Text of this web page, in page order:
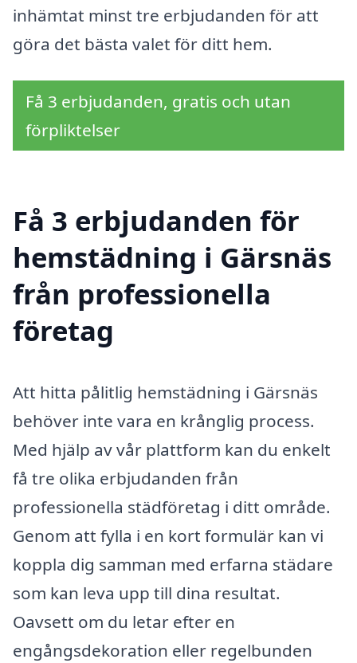
inhämtat minst tre erbjudanden för att
göra det bästa valet för ditt hem.
Få 3 erbjudanden, gratis och utan
förpliktelser
Få 3 erbjudanden för
hemstädning i Gärsnäs
från professionella
företag
Att hitta pålitlig hemstädning i Gärsnäs
behöver inte vara en krånglig process.
Med hjälp av vår plattform kan du enkelt
få tre olika erbjudanden från
professionella städföretag i ditt område.
Genom att fylla i en kort formulär kan vi
koppla dig samman med erfarna städare
som kan leva upp till dina resultat.
Oavsett om du letar efter en
engångsdekoration eller regelbunden